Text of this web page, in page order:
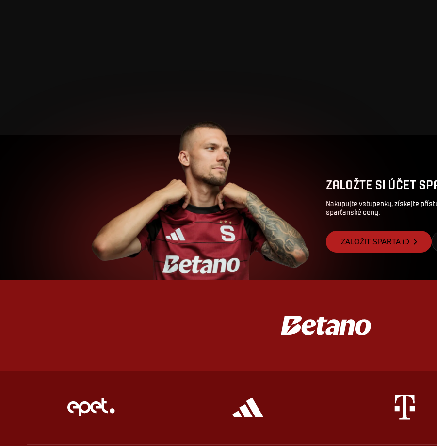
ZALOŽTE SI ÚČET
Nakupujte vstupenky, získejte
sparťanské ceny.
ZALOŽIT SPARTA iD